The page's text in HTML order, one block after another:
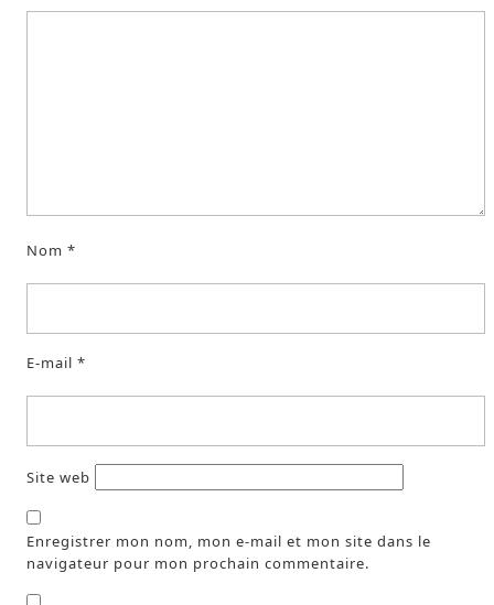
Nom *
E-mail *
Site web
Enregistrer mon nom, mon e-mail et mon site dans le
navigateur pour mon prochain commentaire.